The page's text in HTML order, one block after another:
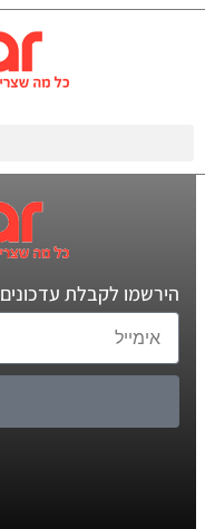
הירשמו לקבלת עדכונים